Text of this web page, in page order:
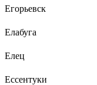
Егорьевск
Елабуга
Елец
Ессентуки